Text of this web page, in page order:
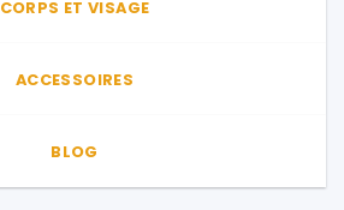
CORPS ET VISAGE
ACCESSOIRES
BLOG